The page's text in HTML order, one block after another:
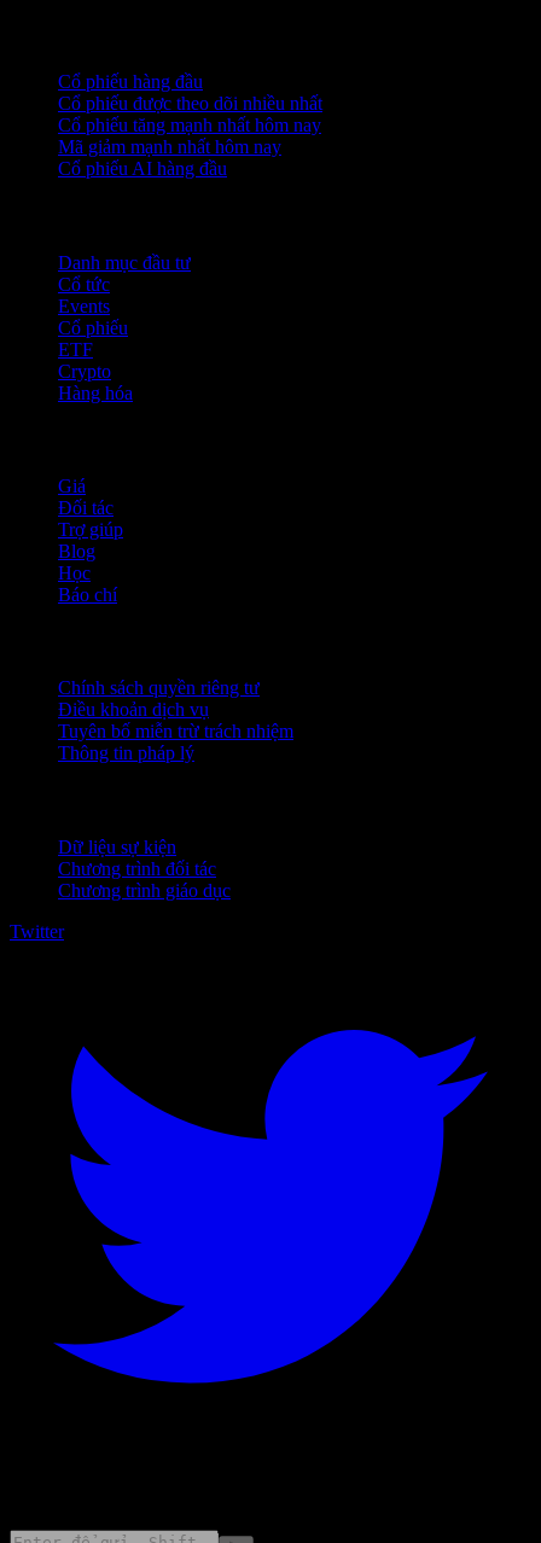
Cổ phiếu hàng đầu
Cổ phiếu được theo dõi nhiều nhất
Cổ phiếu tăng mạnh nhất hôm nay
Mã giảm mạnh nhất hôm nay
Cổ phiếu AI hàng đầu
Danh mục đầu tư
Cổ tức
Events
Cổ phiếu
ETF
Crypto
Hàng hóa
Giá
Đối tác
Trợ giúp
Blog
Học
Báo chí
Chính sách quyền riêng tư
Điều khoản dịch vụ
Tuyên bố miễn trừ trách nhiệm
Thông tin pháp lý
Dữ liệu sự kiện
Chương trình đối tác
Chương trình giáo dục
Twitter